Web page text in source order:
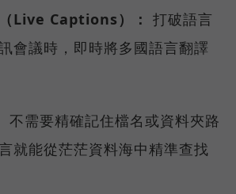
Live Captions）： 打破語言
會議時，即時將多國語言翻譯
不需要精確記住檔名或資料夾路
就能從茫茫資料海中精準查找